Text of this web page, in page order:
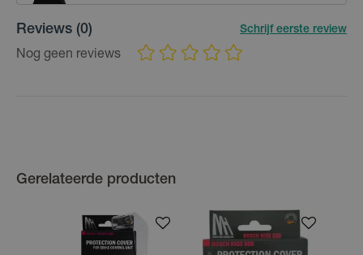
Reviews (0) Schrijf eerste review
Nog geen reviews
Gerelateerde producten